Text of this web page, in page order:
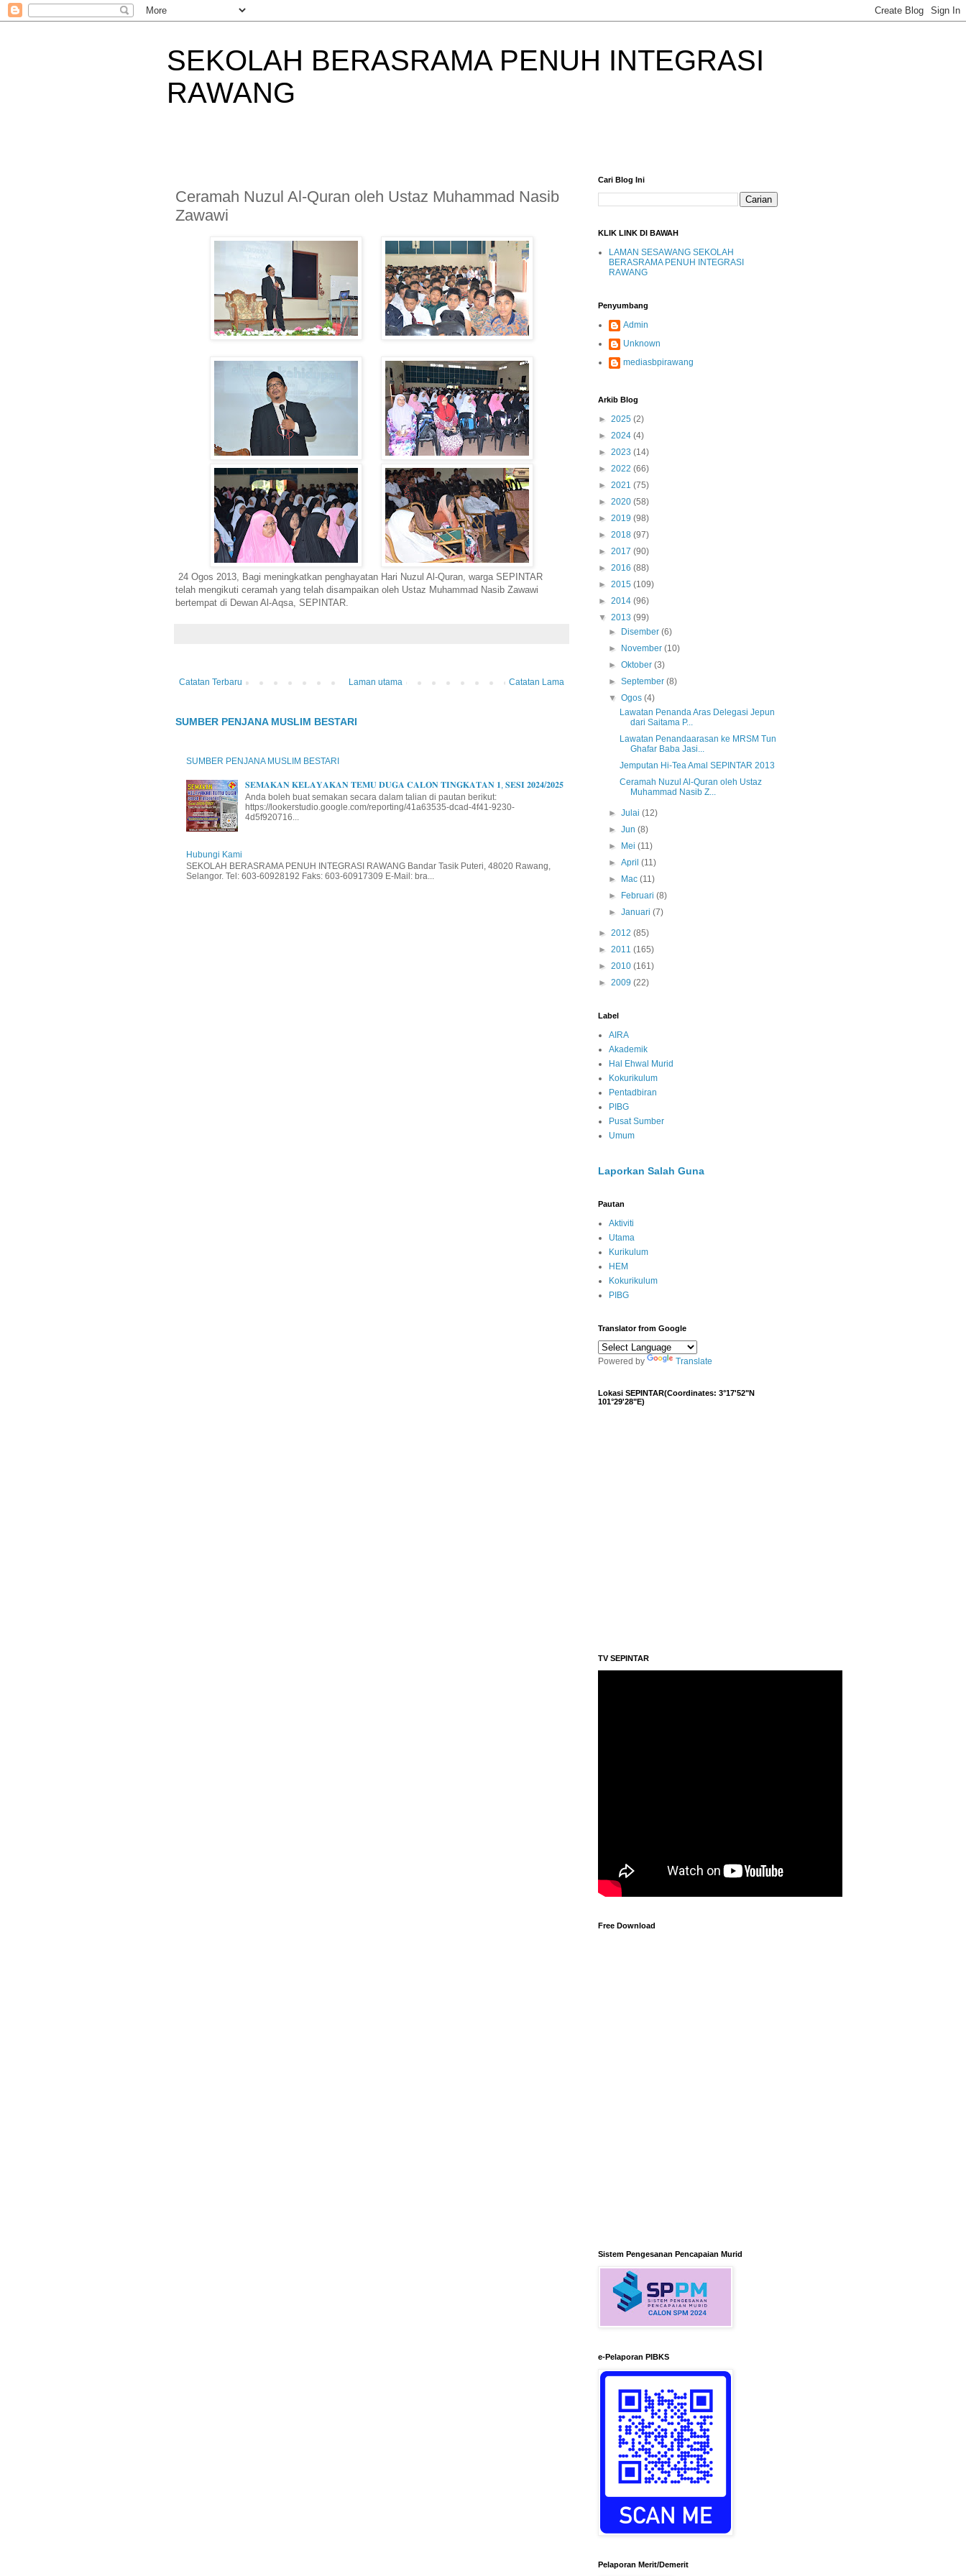
SEKOLAH BERASRAMA PENUH INTEGRASI
RAWANG
Ceramah Nuzul Al-Quran oleh Ustaz Muhammad Nasib
Zawawi
24 Ogos 2013, Bagi meningkatkan penghayatan Hari Nuzul Al-Quran, warga SEPINTAR
telah mengikuti ceramah yang telah disampaikan oleh Ustaz Muhammad Nasib Zawawi
bertempat di Dewan Al-Aqsa, SEPINTAR.
Catatan Terbaru Catatan Lama
Laman utama
SUMBER PENJANA MUSLIM BESTARI
SUMBER PENJANA MUSLIM BESTARI
𝐒𝐄𝐌𝐀𝐊𝐀𝐍 𝐊𝐄𝐋𝐀𝐘𝐀𝐊𝐀𝐍 𝐓𝐄𝐌𝐔 𝐃𝐔𝐆𝐀 𝐂𝐀𝐋𝐎𝐍 𝐓𝐈𝐍𝐆𝐊𝐀𝐓𝐀𝐍 𝟏, 𝐒𝐄𝐒𝐈 𝟐𝟎𝟐𝟒/𝟐𝟎𝟐𝟓
Anda boleh buat semakan secara dalam talian di pautan berikut:
https://lookerstudio.google.com/reporting/41a63535-dcad-4f41-9230-
4d5f920716...
Hubungi Kami
SEKOLAH BERASRAMA PENUH INTEGRASI RAWANG Bandar Tasik Puteri, 48020 Rawang,
Selangor. Tel: 603-60928192 Faks: 603-60917309 E-Mail: bra...
Cari Blog Ini
KLIK LINK DI BAWAH
LAMAN SESAWANG SEKOLAH
BERASRAMA PENUH INTEGRASI
RAWANG
Penyumbang
Admin
Unknown
mediasbpirawang
Arkib Blog
► 2025 (2)
► 2024 (4)
► 2023 (14)
► 2022 (66)
► 2021 (75)
► 2020 (58)
► 2019 (98)
► 2018 (97)
► 2017 (90)
► 2016 (88)
► 2015 (109)
► 2014 (96)
▼ 2013 (99)
►
Disember(6)
►
November(10)
►Oktober(3)
►September(8)
▼Ogos(4)
Lawatan Penanda Aras Delegasi Jepun
dari Saitama P...
Lawatan Penandaarasan ke MRSM Tun
Ghafar Baba Jasi...
Jemputan Hi-Tea Amal SEPINTAR 2013
Ceramah Nuzul Al-Quran oleh Ustaz
Muhammad Nasib Z...
►Julai(12)
►Jun(8)
►
Mei(11)
►April(11)
►
Mac(11)
►
Februari(8)
►Januari(7)
► 2012 (85)
► 2011 (165)
► 2010 (161)
► 2009 (22)
Label
AIRA
Akademik
Hal Ehwal Murid
Kokurikulum
Pentadbiran
PIBG
Pusat Sumber
Umum
Laporkan Salah Guna
Pautan
Aktiviti
Utama
Kurikulum
HEM
Kokurikulum
PIBG
Translator from Google
Powered by Translate
Lokasi SEPINTAR(Coordinates: 3°17'52"N
101°29'28"E)
TV SEPINTAR
Free Download
Sistem Pengesanan Pencapaian Murid
e-Pelaporan PIBKS
Pelaporan Merit/Demerit